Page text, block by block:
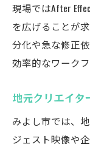
現場ではAfter
を広げることが
分化や急な修正
効率的なワーク
地元クリエイタ
みよし市では、
ジェスト映像や